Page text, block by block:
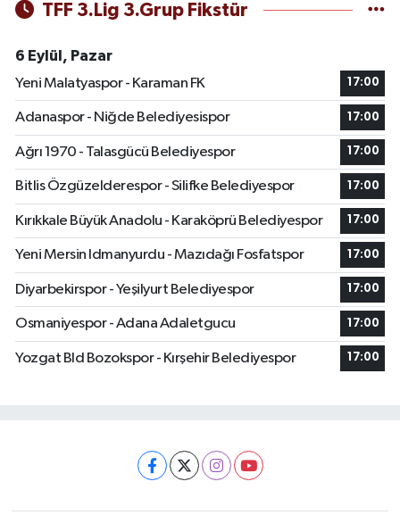
TFF 3.Lig 3.Grup Fikstür
6 Eylül, Pazar
Yeni Malatyaspor - Karaman FK
17:00
Adanaspor - Niğde Belediyesispor 17:00
Ağrı 1970 - Talasgücü Belediyespor 17:00
Bitlis Özgüzelderespor - Silifke Belediyespor 17:00
Kırıkkale Büyük Anadolu - Karaköprü Belediyespor 17:00
Yeni Mersin Idmanyurdu - Mazıdağı Fosfatspor 17:00
Diyarbekirspor - Yeşilyurt Belediyespor 17:00
Osmaniyespor - Adana Adaletgucu 17:00
Yozgat Bld Bozokspor - Kırşehir Belediyespor 17:00